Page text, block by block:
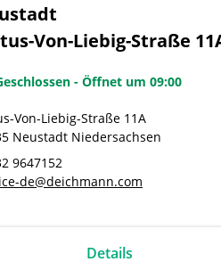
Von-Liebig-Straße
- Öffnet um 09:00
Von-Liebig-Straße 11A
Neustadt Niedersachsen
9647152
de@deichmann.com
Details